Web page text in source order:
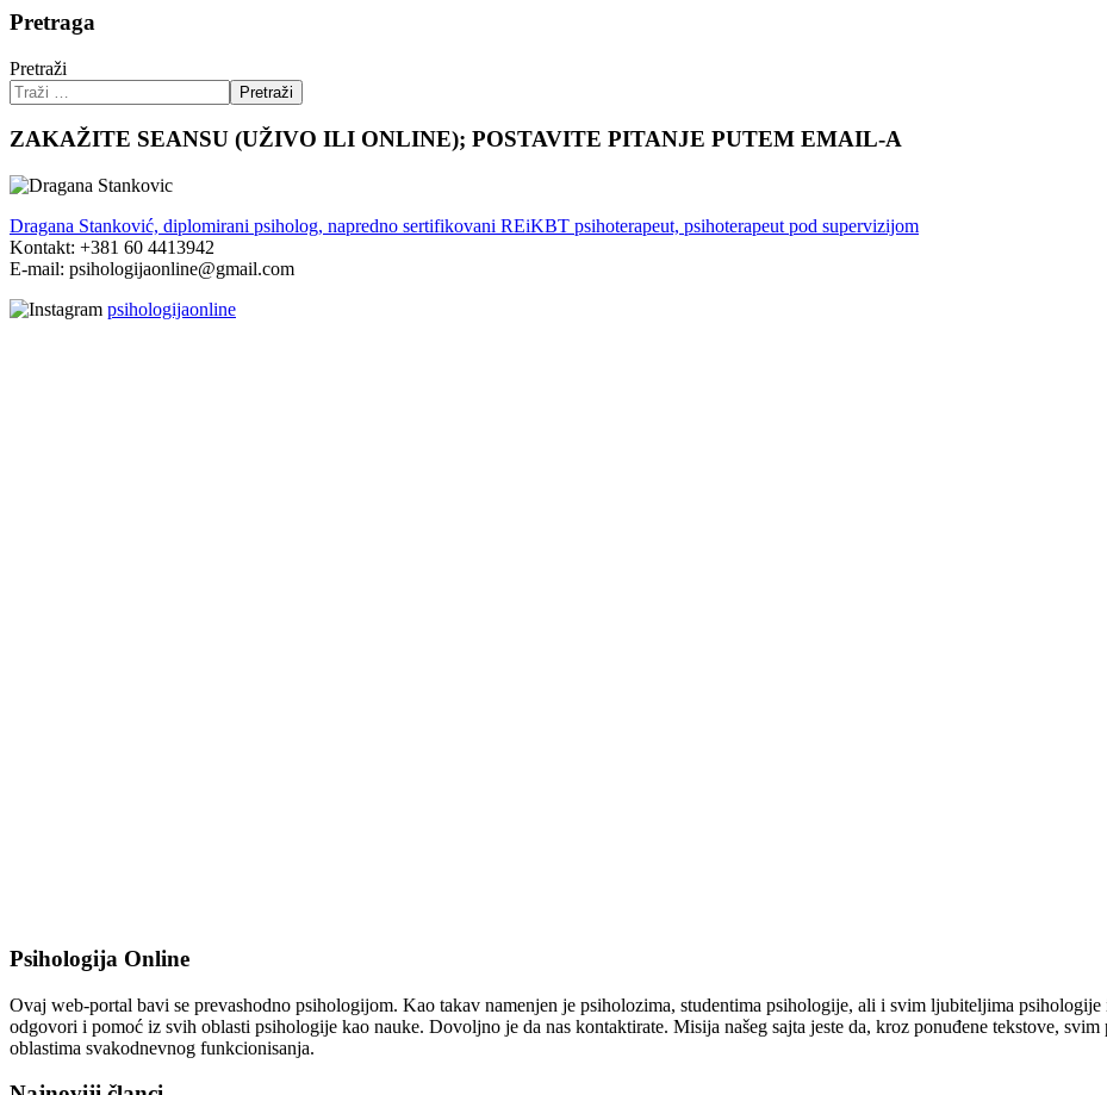
Pretraga
Pretraži
Pretraži
ZAKAŽITE SEANSU (UŽIVO ILI ONLINE); POSTAVITE PITANJE PUTEM EMAIL-A
Dragana Stanković, diplomirani psiholog, napredno sertifikovani REiKBT psihoterapeut, psihoterapeut pod supervizijom
Kontakt: +381 60 4413942
E-mail: psihologijaonline@gmail.com
psihologijaonline
Psihologija Online
Ovaj web-portal bavi se prevashodno psihologijom. Kao takav namenjen je psiholozima, studentima psihologije, ali i svim ljubiteljima
odgovori i pomoć iz svih oblasti psihologije kao nauke. Dovoljno je da nas kontaktirate. Misija našeg sajta jeste da, kroz ponuđene tekstove,
oblastima svakodnevnog funkcionisanja.